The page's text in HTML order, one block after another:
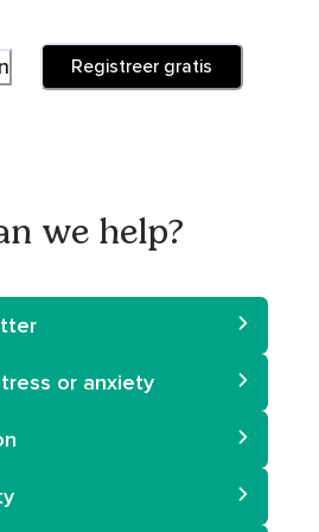
Registreer gratis
we help?
or anxiety